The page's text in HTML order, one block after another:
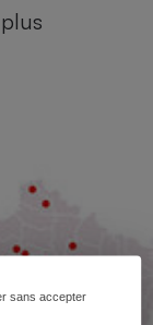
sans accepter